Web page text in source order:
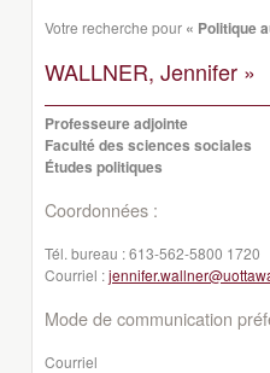
Votre recherche pour « Politique
WALLNER, Jennifer »
Professeure adjointe
Faculté des sciences sociales
Études politiques
Coordonnées :
Tél. bureau :613-562-5800 1720
Courriel :
Mode de communication
Courriel